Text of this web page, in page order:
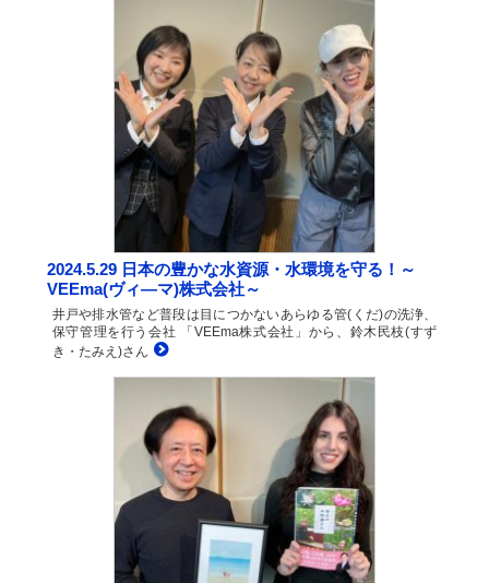
2024.5.29 日本の豊かな水資源・水環境を守る！～
VEEma(ヴィ―マ)株式会社～
井戸や排水管など普段は目につかないあらゆる管(くだ)の洗浄、
保守管理を行う会社 「VEEma株式会社」から、鈴木民枝(すず
き・たみえ)さん